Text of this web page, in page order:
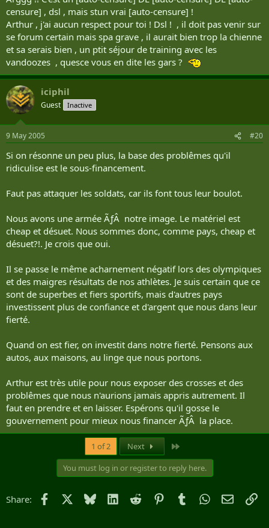
censure] , dsl , mais stun vrai [auto-censure] !
Arthur , j'ai aucun respect pour toi ! Dsl ! , il doit pas venir sur
se forum certain mais spa grave , il aurait bien trop la chienne
et sa serais bien , un ptit séjour de training avec les
vandoozes , quesce vous en dite les gars ?
iciphil
Guest Inactive
9 May 2005 #20
Si on résonne un peu plus, la base des problêmes qu'il
ridiculise est le sous-financement.
Faut pas attaquer les soldats, car ils font tous leur boulot.
Nous avons une armée ÃƒÂ notre image. Le matériel est
cheap et désuet. Nous sommes donc, comme pays, cheap et
désuet?!. Je crois que oui.
Il se passe le même acharnement négatif lors des olympiques
et des maigres résultats de nos athlètes. Je suis certain que ce
sont de superbes et fiers sportifs, mais d'autres pays
investissent plus de confiance et d'argent que nous dans leur
fierté.
Quand on est fier, on investit dans notre fierté. Pensons aux
autos, aux maisons, au linge que nous portons.
Arthur est très utile pour nous exposer des crosses et des
problêmes que nous n'aurions jamais appris autrement. Il
faut en prendre et en laisser. Espérons qu'il gosse le
gouvernement pour mieux nous financer ÃƒÂ la place.
1 of 2 Next
You must log in or register to reply here.
Share: Facebook Bluesky LinkedIn
Reddit PinterestTumblrWhatsApp
Email